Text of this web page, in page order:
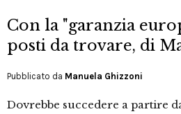
Con la "garanzia
posti da trovare, di
Pubblicato da Manuela Ghizzoni
Dovrebbe succedere a partire